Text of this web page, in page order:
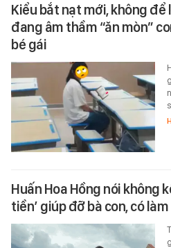
Kiểu bắt nạt mới, không
đang âm thầm “ăn mòn”
bé gái
Huấn Hoa Hồng nói không
tiền’ giúp đỡ bà con, có